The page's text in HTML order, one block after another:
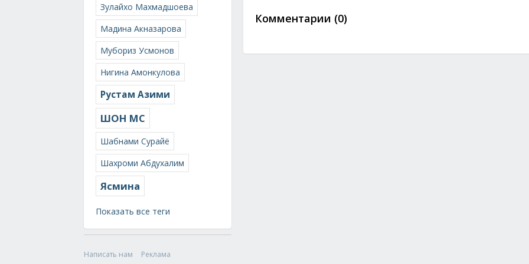
Зулайхо Махмадшоева
Мадина Акназарова
Мубориз Усмонов
Нигина Амонкулова
Рустам Азими
ШОН МС
Шабнами Сурайё
Шахроми Абдухалим
Ясмина
Показать все теги
Написать нам
Реклама
Комментарии (0)